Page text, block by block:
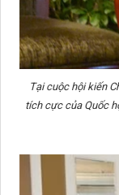
Tại cuộc hội kiến
tích cực của Quốc